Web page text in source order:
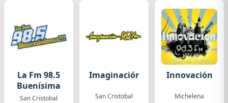
La Fm 98.5
Buenísima
San Cristobal
Imaginación
San Cristobal
Innovación
Michelena